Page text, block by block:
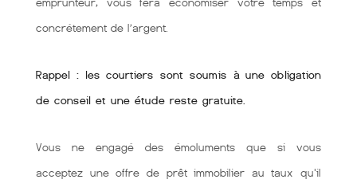
concrétement de l’argent.
Rappel : les courtiers sont soumis à une obligation
de conseil et une étude reste gratuite.
Vous ne engagé des émoluments que si vous
acceptez une offre de prêt immobilier au taux qu'il